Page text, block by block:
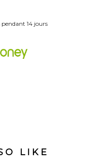
14 jours
LIKE